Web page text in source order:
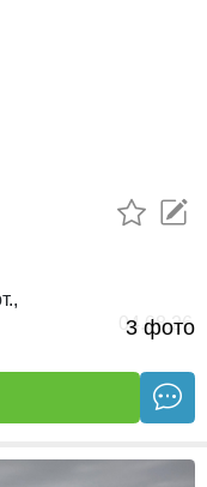
3 фото
04.08.26